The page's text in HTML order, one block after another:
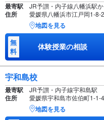
最寄駅 JR予讃・内子線八幡浜駅
住所 愛媛県八幡浜市江戸岡1-8-2
地図を見る
無
料
体験授業の相談
宇和島校
最寄駅 JR予讃・内子線宇和島駅
住所 愛媛県宇和島市佐伯町1-1-4
地図を見る